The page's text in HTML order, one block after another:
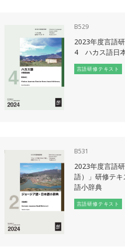
B529
2023年度言語
4 ハカス語日
言語研修テキスト
B531
2023年度言語
語）」研修テ
語小辞典
言語研修テキスト